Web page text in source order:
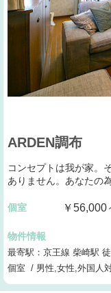
ARDEN調布
コンセプトは我が家。
ありません。あなたの
個室 ￥56,000
物件情報
最寄駅：京王線 柴崎駅
個室 / 男性,女性,外国人